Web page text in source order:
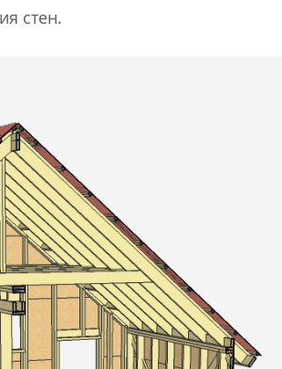
стен.